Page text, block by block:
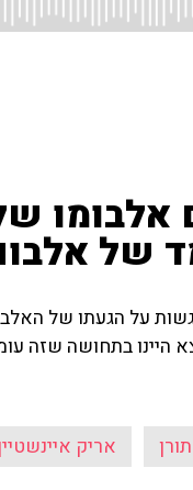
שנים
של
על הגעתו של
היינו בתחושה שזה
אריק